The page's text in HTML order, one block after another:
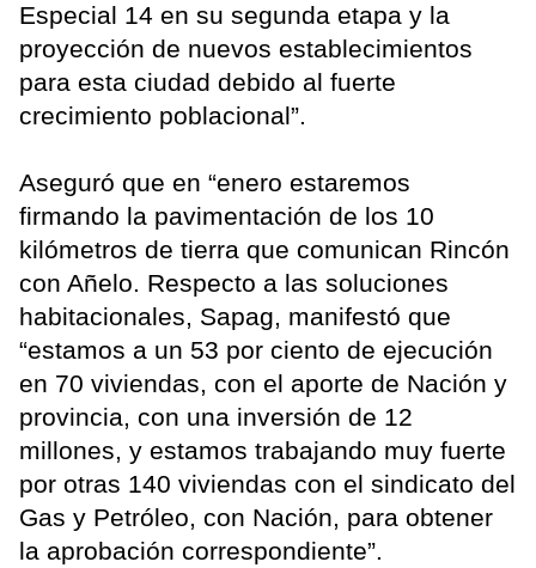
Especial 14 en su segunda etapa y la
proyección de nuevos establecimientos
para esta ciudad debido al fuerte
crecimiento poblacional”.
Aseguró que en “enero estaremos
firmando la pavimentación de los 10
kilómetros de tierra que comunican Rincón
con Añelo. Respecto a las soluciones
habitacionales, Sapag, manifestó que
“estamos a un 53 por ciento de ejecución
en 70 viviendas, con el aporte de Nación y
provincia, con una inversión de 12
millones, y estamos trabajando muy fuerte
por otras 140 viviendas con el sindicato del
Gas y Petróleo, con Nación, para obtener
la aprobación correspondiente”.